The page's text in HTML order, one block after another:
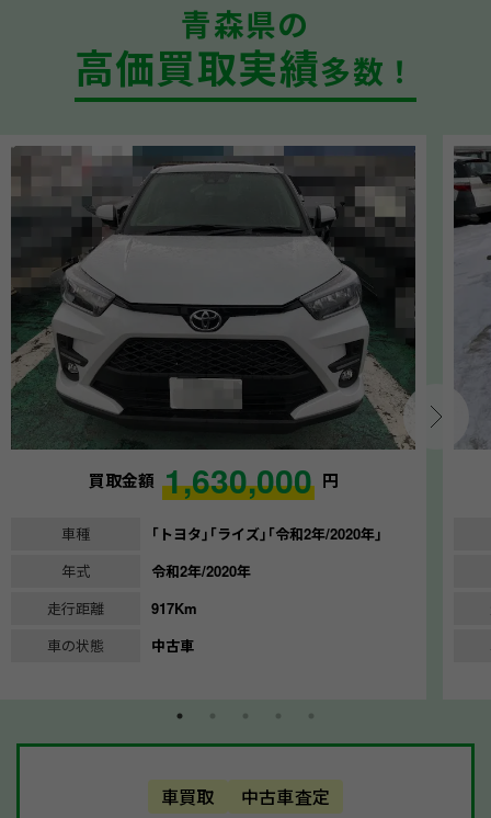
青森県の
高価買取実績多数！
買取金額 1,630,000 円
車種
｢トヨタ｣｢ライズ｣｢令和2年/2020年｣
年式
令和2年/2020年
走行距離
917Km
車の状態
中古車
車買取 中古車査定